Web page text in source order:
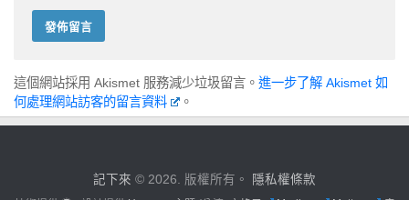
這個網站採用 Akismet 服務減少垃圾留言。 進一步了解 Akismet 如
何處理網站訪客的留言資料
。
記下來 © 2026. 版權所有。 隱私權條款